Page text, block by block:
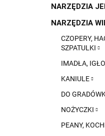
NARZĘDZIA
NARZĘDZIA
CZOPERY,
SZPATULKI
IMADŁA,
KANIULE
DO
NOŻYCZKI
PEANY,